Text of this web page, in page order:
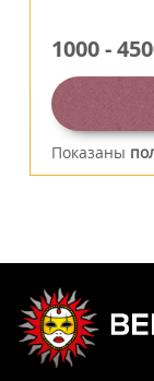
1000-
Показаны